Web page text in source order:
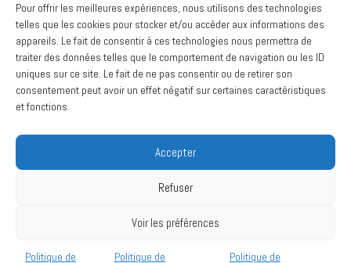
Pour offrir les meilleures expériences, nous utilisons des technologies
telles que les cookies pour stocker et/ou accéder aux informations des
appareils. Le fait de consentir à ces technologies nous permettra de
traiter des données telles que le comportement de navigation ou les ID
uniques sur ce site. Le fait de ne pas consentir ou de retirer son
consentement peut avoir un effet négatif sur certaines caractéristiques
et fonctions.
Accepter
Refuser
Voir les préférences
Politique de Politique de Politique de
RECHERCHER
SUIVEZ-NOUS
Conditions Générales de Vente
Politique de confidentialité Mentions légales